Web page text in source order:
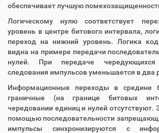
обеспечивает лучшую
Логическому нулю соответствует
уровень в центре битового интервала,
переход на нижний уровень. Логика
видна на примере передачи
нулей. При передаче чередующихся
следования импульсов уменьшается в два
Информационные переходы в средине
граничные (на границе битовых
чередовании единиц и нулей отсутствуют.
помощью последовательности
импульсы синхронизируются с